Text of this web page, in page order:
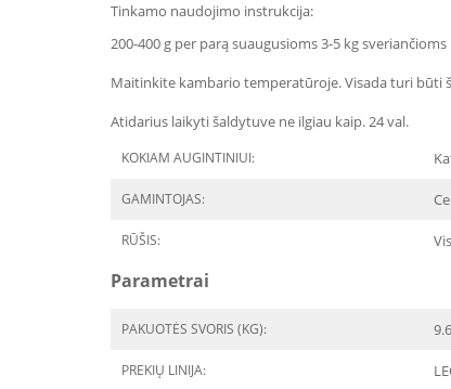
Tinkamo naudojimo instrukcija:
200-400 g per parą suaugusioms 3-5 kg
Maitinkite kambario temperatūroje. Visada turi būti
Atidarius laikyti šaldytuve ne ilgiau kaip. 24 val.
KOKIAM AUGINTINIUI:
GAMINTOJAS:
RŪŠIS:
Parametrai
PAKUOTĖS SVORIS (KG): 9.6
PREKIŲ LINIJA: